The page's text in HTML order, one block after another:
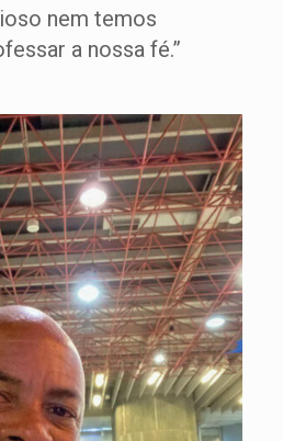
nem temos
a nossa fé.”